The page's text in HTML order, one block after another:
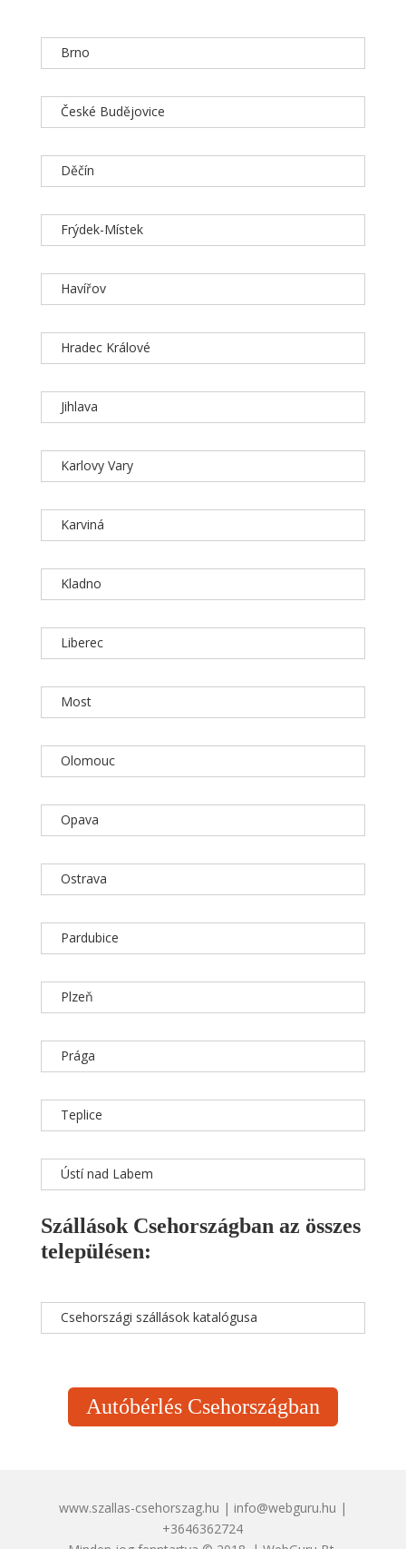
Brno
České Budějovice
Děčín
Frýdek-Místek
Havířov
Hradec Králové
Jihlava
Karlovy Vary
Karviná
Kladno
Liberec
Most
Olomouc
Opava
Ostrava
Pardubice
Plzeň
Prága
Teplice
Ústí nad Labem
Szállások Csehországban az összes
településen:
Csehországi szállások katalógusa
Autóbérlés Csehországban
www.szallas-csehorszag.hu | info@webguru.hu |
+3646362724